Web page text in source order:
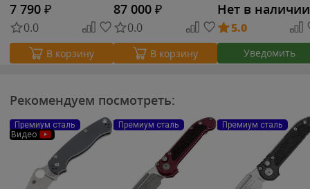
7 790 ₽
0.0
В корзину
87 000 ₽
0.0
В корзину
Нет в наличии
5.0
Уведомить
Рекомендуем посмотреть:
Премиум сталь
Видео
Премиум сталь Премиум сталь